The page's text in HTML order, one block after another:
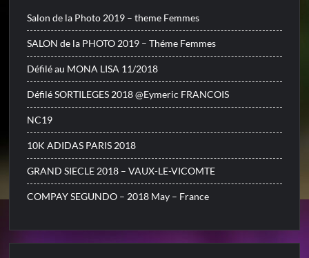
Salon de la Photo 2019 – theme Femmes
SALON de la PHOTO 2019 – Théme Femmes
Défilé au MONA LISA 11/2018
Défilé SORTILEGES 2018 @Eymeric FRANCOIS
NC19
10K ADIDAS PARIS 2018
GRAND SIECLE 2018 – VAUX-LE-VICOMTE
COMPAY SEGUNDO – 2018 May – France